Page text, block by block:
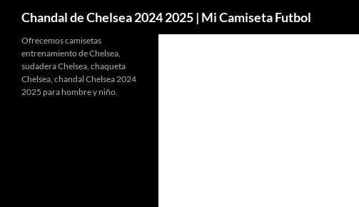
Chandal de Chelsea 2024 2025 | Mi Camiseta Futbol
Ofrecemos camisetas
entrenamiento de Chelsea,
sudadera Chelsea, chaqueta
Chelsea, chandal Chelsea 2024
2025 para hombre y niño.